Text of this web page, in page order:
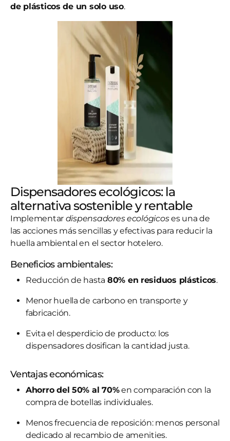
de plásticos de un solo uso.
Dispensadores ecológicos: la
alternativa sostenible y rentable
Implementar dispensadores ecológicoses una de
las acciones más sencillas y efectivas para reducir la
huella ambiental en el sector hotelero.
Beneficios ambientales:
Reducción de hasta 80% en residuos plásticos.
Menor huella de carbono en transporte y
fabricación.
Evita el desperdicio de producto: los
dispensadores dosifican la cantidad justa.
Ventajas económicas:
Ahorro del 50% al 70%en comparación con la
compra de botellas individuales.
Menos frecuencia de reposición: menos personal
dedicado al recambio de amenities.